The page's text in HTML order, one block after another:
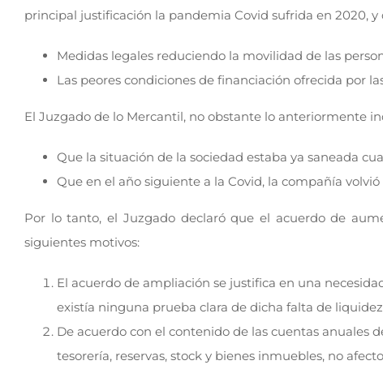
principal justificación la pandemia Covid sufrida en 2020, y
Medidas legales reduciendo la movilidad de las
Las peores condiciones de financiación ofrecida por
El Juzgado de lo Mercantil, no obstante lo anteriormente
Que la situación de la sociedad estaba ya saneada
Que en el año siguiente a la Covid, la compañía
Por lo tanto, el Juzgado declaró que el acuerdo de
siguientes motivos:
El acuerdo de ampliación se justifica en una
existía ninguna prueba clara de dicha falta de
De acuerdo con el contenido de las cuentas anuales
tesorería, reservas, stock y bienes inmuebles, no